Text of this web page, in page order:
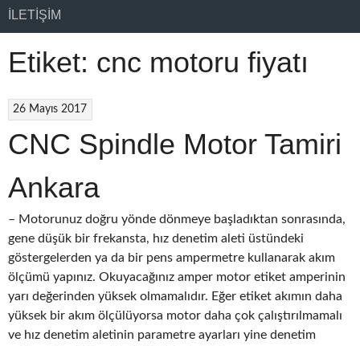
İLETIŞIM
Etiket: cnc motoru fiyatı
26 Mayıs 2017
CNC Spindle Motor Tamiri
Ankara
– Motorunuz doğru yönde dönmeye başladıktan sonrasında,
gene düşük bir frekansta, hız denetim aleti üstündeki
göstergelerden ya da bir pens ampermetre kullanarak akım
ölçümü yapınız. Okuyacağınız amper motor etiket amperinin
yarı değerinden yüksek olmamalıdır. Eğer etiket akımın daha
yüksek bir akım ölçülüyorsa motor daha çok çalıştırılmamalı
ve hız denetim aletinin parametre ayarları yine denetim